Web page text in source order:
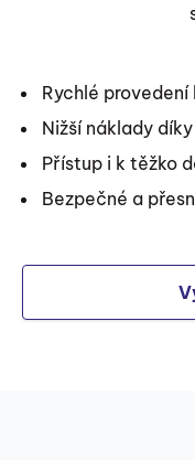
Rychlé
Nižší náklady
Přístup i k těžko
Bezpečné a